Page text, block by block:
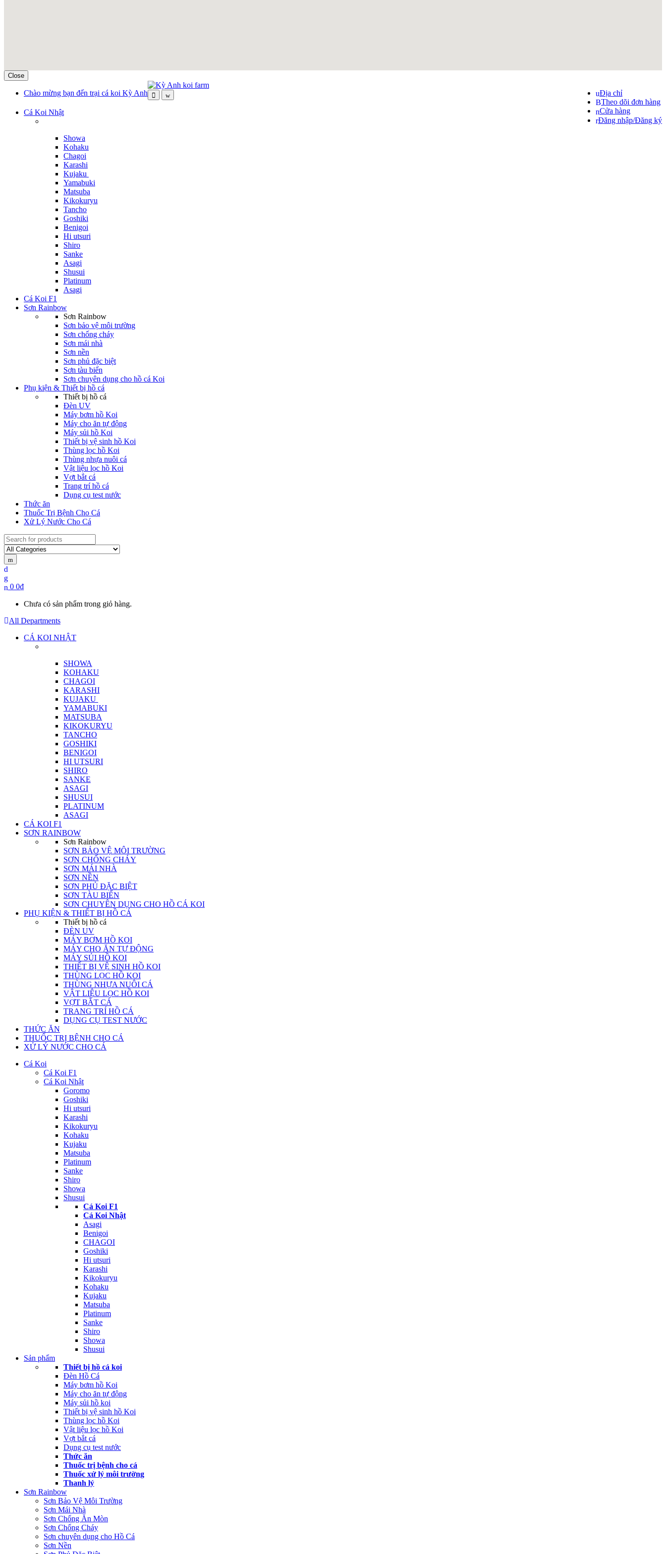
Close
Chào mừng bạn đến trại cá koi Kỳ Anh
Địa chỉ
Theo dõi đơn hàng
Cửa hàng
Đăng nhập/Đăng ký
Cá Koi Nhật
Showa
Kohaku
Chagoi
Karashi
Kujaku
Yamabuki
Matsuba
Kikokuryu
Tancho
Goshiki
Benigoi
Hi utsuri
Shiro
Sanke
Asagi
Shusui
Platinum
Asagi
Cá Koi F1
Sơn Rainbow
Sơn Rainbow
Sơn bảo vệ môi trường
Sơn chống cháy
Sơn mái nhà
Sơn nền
Sơn phủ đặc biệt
Sơn tàu biển
Sơn chuyên dụng cho hồ cá Koi
Phụ kiện & Thiết bị hồ cá
Thiết bị hồ cá
Đèn UV
Máy bơm hồ Koi
Máy cho ăn tự động
Máy sủi hồ Koi
Thiết bị vệ sinh hồ Koi
Thùng lọc hồ Koi
Thùng nhựa nuôi cá
Vật liệu lọc hồ Koi
Vợt bắt cá
Trang trí hồ cá
Dụng cụ test nước
Thức ăn
Thuốc Trị Bệnh Cho Cá
Xử Lý Nước Cho Cá
Search
for:
0 0₫
Chưa có sản phẩm trong giỏ hàng.
All Departments
CÁ KOI NHẬT
SHOWA
KOHAKU
CHAGOI
KARASHI
KUJAKU
YAMABUKI
MATSUBA
KIKOKURYU
TANCHO
GOSHIKI
BENIGOI
HI UTSURI
SHIRO
SANKE
ASAGI
SHUSUI
PLATINUM
ASAGI
CÁ KOI F1
SƠN RAINBOW
Sơn Rainbow
SƠN BẢO VỆ MÔI TRƯỜNG
SƠN CHỐNG CHÁY
SƠN MÁI NHÀ
SƠN NỀN
SƠN PHỦ ĐẶC BIỆT
SƠN TÀU BIỂN
SƠN CHUYÊN DỤNG CHO HỒ CÁ KOI
PHỤ KIỆN & THIẾT BỊ HỒ CÁ
Thiết bị hồ cá
ĐÈN UV
MÁY BƠM HỒ KOI
MÁY CHO ĂN TỰ ĐỘNG
MÁY SỦI HỒ KOI
THIẾT BỊ VỆ SINH HỒ KOI
THÙNG LỌC HỒ KOI
THÙNG NHỰA NUÔI CÁ
VẬT LIỆU LỌC HỒ KOI
VỢT BẮT CÁ
TRANG TRÍ HỒ CÁ
DỤNG CỤ TEST NƯỚC
THỨC ĂN
THUỐC TRỊ BỆNH CHO CÁ
XỬ LÝ NƯỚC CHO CÁ
Cá Koi
Cá Koi F1
Cá Koi Nhật
Goromo
Goshiki
Hi utsuri
Karashi
Kikokuryu
Kohaku
Kujaku
Matsuba
Platinum
Sanke
Shiro
Showa
Shusui
Cá Koi F1
Cá Koi Nhật
Asagi
Benigoi
CHAGOI
Goshiki
Hi utsuri
Karashi
Kikokuryu
Kohaku
Kujaku
Matsuba
Platinum
Sanke
Shiro
Showa
Shusui
Sản phẩm
Thiết bị hồ cá koi
Đèn Hồ Cá
Máy bơm hồ Koi
Máy cho ăn tự động
Máy sủi hồ koi
Thiết bị vệ sinh hồ Koi
Thùng lọc hồ Koi
Vật liệu lọc hồ Koi
Vợt bắt cá
Dụng cụ test nước
Thức ăn
Thuốc trị bệnh cho cá
Thuốc xử lý môi trường
Thanh lý
Sơn Rainbow
Sơn Bảo Vệ Môi Trường
Sơn Mái Nhà
Sơn Chống Ăn Mòn
Sơn Chống Cháy
Sơn chuyên dụng cho Hồ Cá
Sơn Nền